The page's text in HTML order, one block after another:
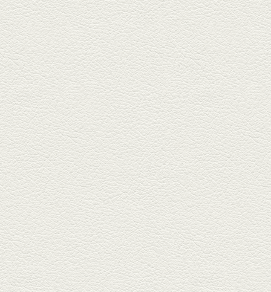
や」...
2025年5月2日放送
ミックス水餃子＆麻婆豆
腐
新水前寺駅そばの人気店「中華
料理 福来亭」へ。「しろ」ロッ
ク...
2025年4月11日放送
きびなごの塩焼き＆黒豚
しゃぶしゃぶ
春の[熊本屋台村]で昼飲みの刻。
[かごっま屋台 黒で乾杯]で「銀...
2025年3月21日放送
薩摩赤鶏のころころ焼き
＆カツオの藁焼き
三年坂通りのビル２階「焼鳥こ
ろころ」はオシャレな店構えで
炭火...
2025年2月28日放送
踊る車海老＆あか牛串 ウ